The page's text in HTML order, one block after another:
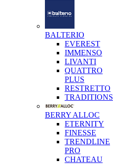
BALTERIO
EVEREST
IMMENSO
LIVANTI
QUATTRO
PLUS
RESTRETTO
TRADITIONS
BERRY ALLOC
ETERNITY
FINESSE
TRENDLINE
PRO
CHATEAU